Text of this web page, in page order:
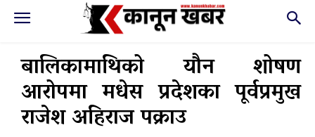
बालिकामाथिको यौन शोषण
आरोपमा मधेस प्रदेशका पूर्वप्रमुख
राजेश अहिराज पक्राउ